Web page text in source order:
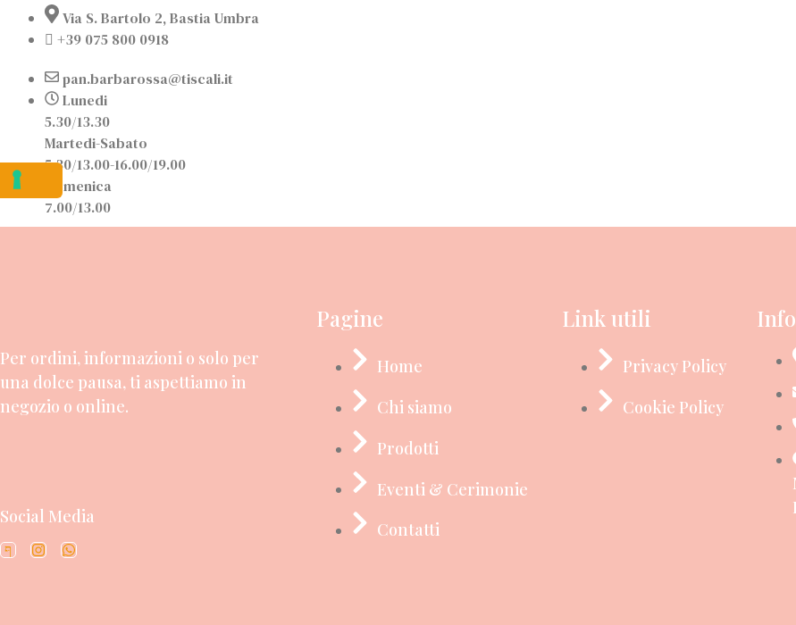
Via S. Bartolo 2, Bastia Umbra
+39 075 800 0918
pan.barbarossa@tiscali.it
Lunedi
5.30/13.30
Martedi-Sabato
5.30/13.00-16.00/19.00
Domenica
7.00/13.00
Per ordini, informazioni o solo per
una dolce pausa, ti aspettiamo in
negozio o online.
Social Media
Pagine
Home
Chi siamo
Prodotti
Eventi & Cerimonie
Contatti
Link utili
Privacy Policy
Cookie Policy